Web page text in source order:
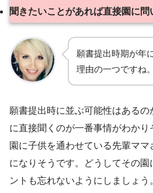
聞きたいことがあれば直接園に問
願書提出時期が年
理由の一つですね。
願書提出時に並ぶ可能性はあるの
に直接聞くのが一番事情がわか
園に子供を通わせている先輩マ
になりそうです。どうしてその園
ントも忘れないようにしましょう